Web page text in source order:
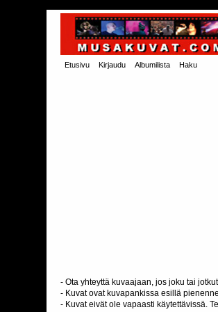
Etusivu Kirjaudu Albumilista Haku
- Ota yhteyttä kuvaajaan, jos joku tai
- Kuvat ovat kuvapankissa esillä
- Kuvat eivät ole vapaasti käytettävissä.